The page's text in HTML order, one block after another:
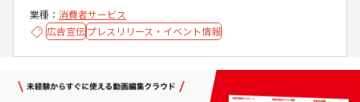
業種： 消費者サービス
広告宣伝プレスリリース・イベント情報